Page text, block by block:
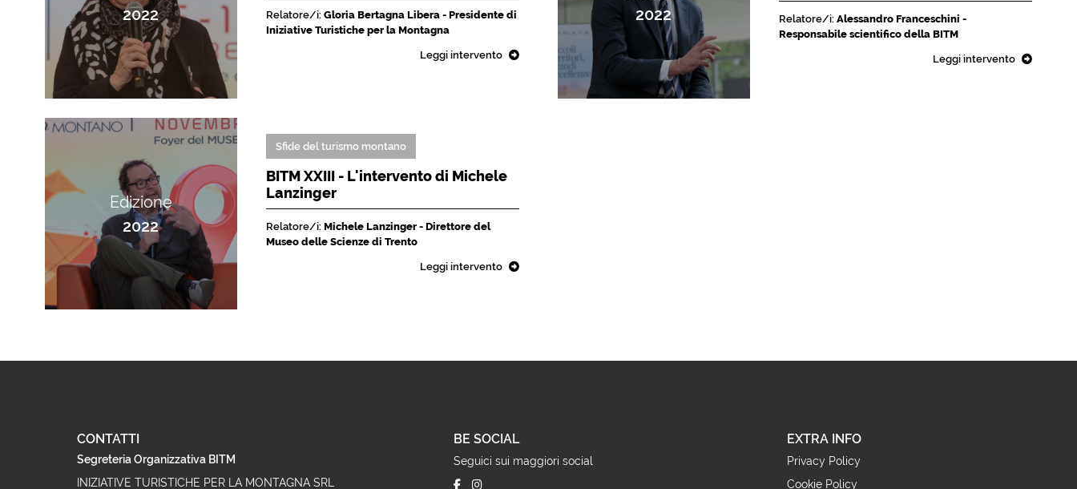
2022 Relatore/i: Gloria Bertagna Libera - Presidente di
Iniziative Turistiche per la Montagna
Leggi intervento
2022 Relatore/i: Alessandro Franceschini -
Responsabile scientifico della BITM
Leggi intervento
Edizione
2022
Sfide del turismo montano
BITM XXIII - L'intervento di Michele
Lanzinger
Relatore/i: Michele Lanzinger - Direttore del
Museo delle Scienze di Trento
Leggi intervento
CONTATTI
Segreteria Organizzativa BITM
INIZIATIVE TURISTICHE PER LA MONTAGNA SRL
BE SOCIAL
Seguici sui maggiori social
EXTRA INFO
Privacy Policy
Cookie Policy